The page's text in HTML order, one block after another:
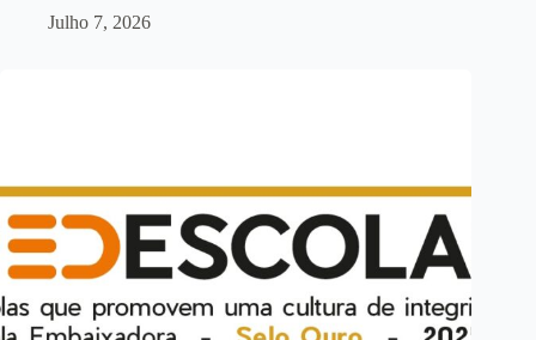
Julho 7, 2026